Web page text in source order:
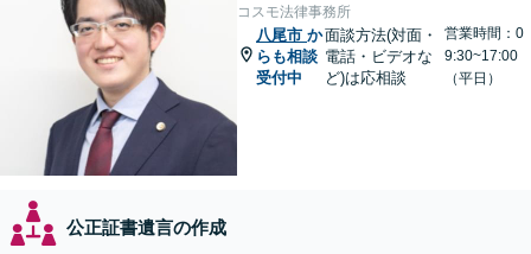
コスモ法律事務所
八尾市 か
らも相談
受付中
面談方法(対面・
電話・ビデオな
ど)は応相談
営業時間：0
9:30~17:00
（平日）
公正証書遺言の作成